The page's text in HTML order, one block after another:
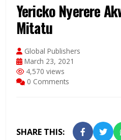
Yericko Nyerere
Mitatu
Global Publishers
March 23, 2021
4,570 views
0 Comments
SHARE THIS: